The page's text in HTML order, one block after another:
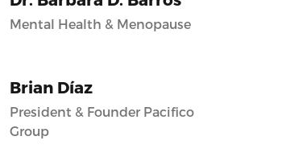
Mental Health & Menopause
Brian Díaz
President & Founder Pacifico
Group